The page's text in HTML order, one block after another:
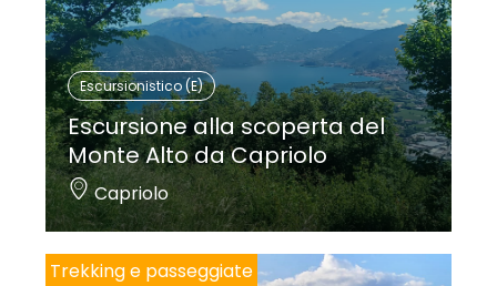
Escursionistico (E)
Escursione alla scoperta del
Monte Alto da Capriolo
Capriolo
Trekking e passeggiate